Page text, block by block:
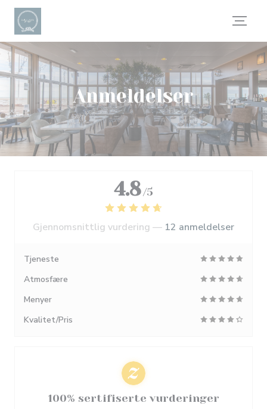
Panel for informasjonskapsler
Anmeldelser
4.8 /5
Gjennomsnittlig vurdering — 12 anmeldelser
Tjeneste
Atmosfære
Menyer
Kvalitet/Pris
100% sertifiserte vurderinger